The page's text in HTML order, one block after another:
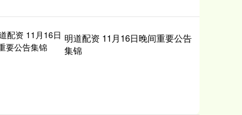
明道配资 11月16日晚间重要公告
集锦